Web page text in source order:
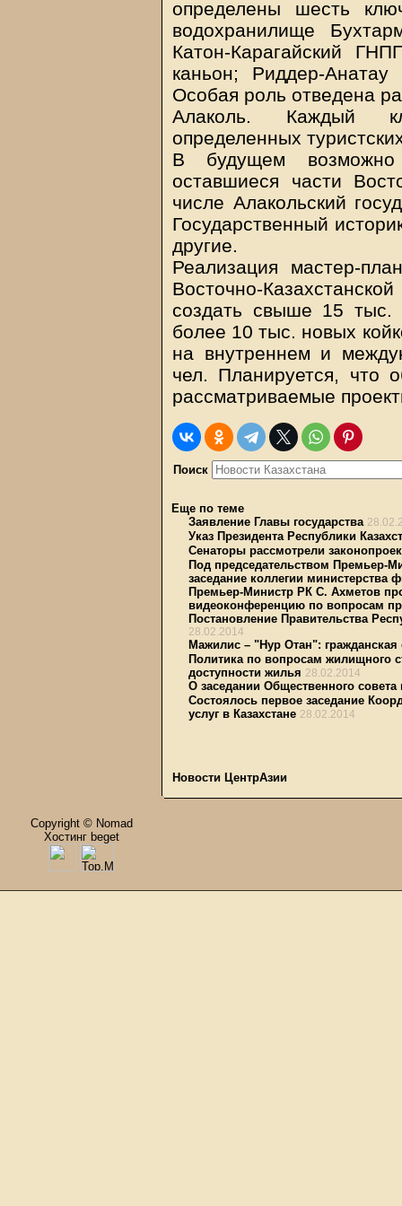
определены шесть
водохранилище
Катон-Карагайский
каньон; Риддер-
Особая роль отведена
Алаколь. Каждый
определенных
В будущем возможно
оставшиеся части
числе Алакольский
Государственный
другие.
Реализация мастер-
Восточно-
создать свыше 15 тыс.
более 10 тыс. новых
на внутреннем и
чел. Планируется, что
рассматриваемые
Поиск
Еще по теме
Заявление Главы государства
Указ Президента Республики
Сенаторы рассмотрели
Под председательством Премьер-
заседание коллегии министерства
Премьер-Министр РК С. Ахметов
видеоконференцию по вопросам
Постановление Правительства
28.02.2014
Мажилис – "Нур Отан": гражданская
Политика по вопросам жилищного
доступности жилья 28.02.2014
О заседании Общественного
Состоялось первое заседание
услуг в Казахстане 28.02.2014
Новости ЦентрАзии
Copyright © Nomad
Хостинг beget